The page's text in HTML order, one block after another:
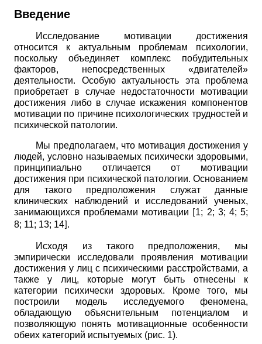
Введение
Исследование мотивации достижения
относится к актуальным проблемам психологии,
поскольку объединяет комплекс побудительных
факторов, непосредственных «двигателей»
деятельности. Особую актуальность эта проблема
приобретает в случае недостаточности мотивации
достижения либо в случае искажения компонентов
мотивации по причине психологических трудностей и
психической патологии.
Мы предполагаем, что мотивация достижения у
людей, условно называемых психически здоровыми,
принципиально отличается от мотивации
достижения при психической патологии. Основанием
для такого предположения служат данные
клинических наблюдений и исследований ученых,
занимающихся проблемами мотивации
1; 2; 3; 4; 5;
8; 11; 13; 14 .
Исходя из такого предположения, мы
эмпирически исследовали проявления мотивации
достижения у лиц с психическими расстройствами, a
также у лиц, которые могут быть отнесены к
категории психически здоровых. Кроме того, мы
построили модель исследуемого феномена,
обладающую объяснительным потенциалом и
позволяющую понять мотивационные особенности
обеих категорий испытуемых (рис. 1).